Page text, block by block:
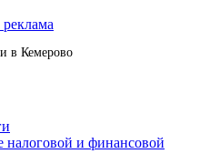
в Кемерово
и финансовой